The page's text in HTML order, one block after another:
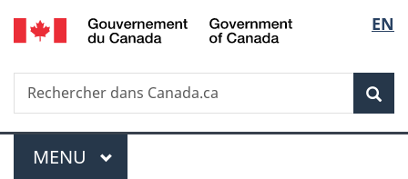
Passer
au
principal
Passer
à
Au
du
Passer
à
version
simplifiée
de
la
EN
Recherche
Rechercher
dans
Menu
MENU PRINCIPAL